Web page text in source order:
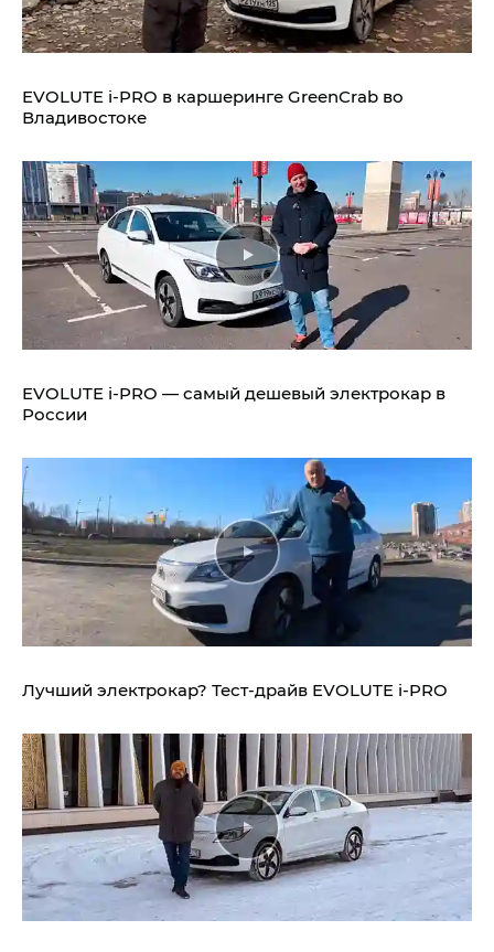
EVOLUTE i‑PRO в каршеринге GreenCrab во
Владивостоке
EVOLUTE i‑PRO — самый дешевый электрокар в
России
Лучший электрокар? Тест-драйв EVOLUTE i‑PRO